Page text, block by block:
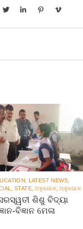
LATEST NEWS
STATE ଅନୁଗୋଳ ଅନୁଗୋଳ
ଶିଶୁ ବିଦ୍ୟା
ବିଜ୍ଞାନ ମେଳା